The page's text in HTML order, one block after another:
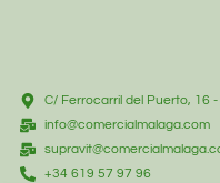
C/ Ferrocarril del Puerto, 16
info@comercialmalaga.com
+34 619 57 97 96